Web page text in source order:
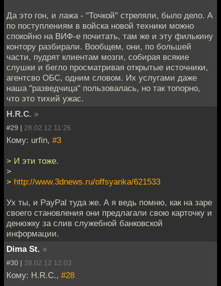
Да это гон, и лажа - "Точкой" стреляли, было дело. А
по поступлениям в войска новой техники можно
спокойно на ВИФ-е почитать, там же и эту филькину
контору разбирали. Вообщем, они, по большей
части, пудрят клиентам мозги, собирая всякие
слушки и бегло просматривая открытые источники,
агентсво ОБС, одним словом. Их услугами даже
наша "разведчица" пользовалась, но так топорно,
что это тихий ужас.
H.R.C. »
#29 | 28.02.12 11:26
Кому: urfin, #3
> И эти тоже.
>
> http://www.3dnews.ru/offsyanka/621533
Ух ты, и PayPal туда же. А я ведь помню, как на заре
своего становления они предлагали свою карточку и
денюжку за слив служебной банковской
информации.
Dima St. »
#30 | 28.02.12 12:03
Кому: H.R.C., #28